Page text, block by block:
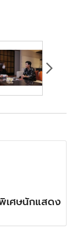
เศษนักแสดง